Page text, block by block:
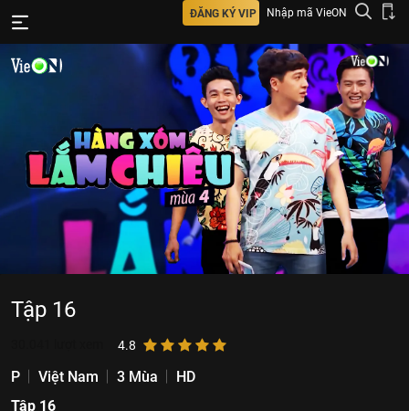
ĐĂNG KÝ VIP Nhập mã VieON
Tập 16
4.8
P Việt Nam 3 Mùa
HD
Tập 16